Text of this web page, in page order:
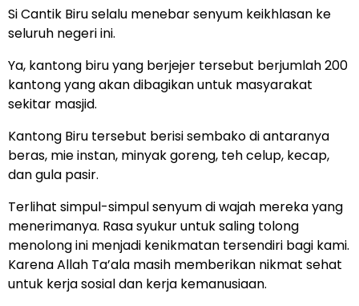
Si Cantik Biru selalu menebar senyum keikhlasan ke
seluruh negeri ini.
Ya, kantong biru yang berjejer tersebut berjumlah 200
kantong yang akan dibagikan untuk masyarakat
sekitar masjid.
Kantong Biru tersebut berisi sembako di antaranya
beras, mie instan, minyak goreng, teh celup, kecap,
dan gula pasir.
Terlihat simpul-simpul senyum di wajah mereka yang
menerimanya. Rasa syukur untuk saling tolong
menolong ini menjadi kenikmatan tersendiri bagi kami.
Karena Allah Ta’ala masih memberikan nikmat sehat
untuk kerja sosial dan kerja kemanusiaan.